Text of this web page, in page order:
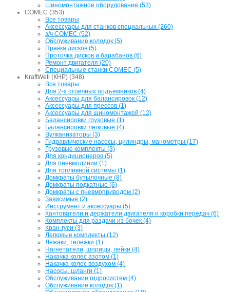
Шиномонтажное оборудование (53)
COMEC (353)
Все товары
Аксессуары для станков специальных (260)
з/ч COMEC (52)
Обслуживание колодок (5)
Правка дисков (5)
Проточка дисков и барабанов (6)
Ремонт двигателя (20)
Специальные станки COMEC (5)
KraftWell (КНР) (348)
Все товары
Для 2-х стоечных подъемников (4)
Аксессуары для балансировок (12)
Аксессуары для прессов (1)
Аксессуары для шиномонтажей (12)
Балансировки грузовые (1)
Балансировки легковые (4)
Вулканизаторы (3)
Гидравлические насосы, цилиндры, манометры (17)
Грузовые комплекты (3)
Для кондиционеров (5)
Для пневмолинии (1)
Для топливной системы (1)
Домкраты бутылочные (8)
Домкраты подкатные (6)
Домкраты с пневмоприводом (2)
Зависимые (2)
Инструмент и аксессуары (5)
Кантователи и держатели двигателя и коробки передач (6)
Комплекты для раздачи из бочек (4)
Кран-гуси (3)
Легковые комплекты (12)
Лежаки, тележки (1)
Нагнетатели, шприцы, лейки (4)
Накачка колес азотом (1)
Накачка колес воздухом (4)
Насосы, шланги (1)
Обслуживание гидросистем (4)
Обслуживание колодок (1)